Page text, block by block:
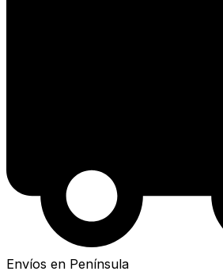
Envíos en Península